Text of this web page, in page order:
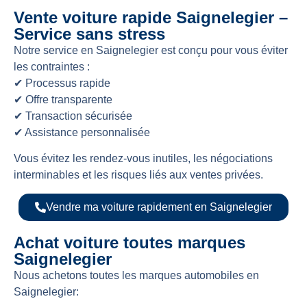
Vente voiture rapide Saignelegier –
Service sans stress
Notre service en Saignelegier est conçu pour vous éviter
les contraintes :
✔ Processus rapide
✔ Offre transparente
✔ Transaction sécurisée
✔ Assistance personnalisée
Vous évitez les rendez-vous inutiles, les négociations
interminables et les risques liés aux ventes privées.
Vendre ma voiture rapidement en Saignelegier
Achat voiture toutes marques
Saignelegier
Nous achetons toutes les marques automobiles en
Saignelegier: